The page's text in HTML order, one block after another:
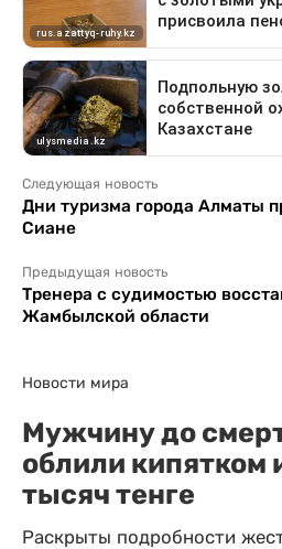
Следующая новость
Дни туризма города Алматы
Сиане
Предыдущая новость
Тренера с судимостью
Жамбылской области
Новости мира
Мужчину до
облили кипятком
тысяч тенге
Раскрыты подробности